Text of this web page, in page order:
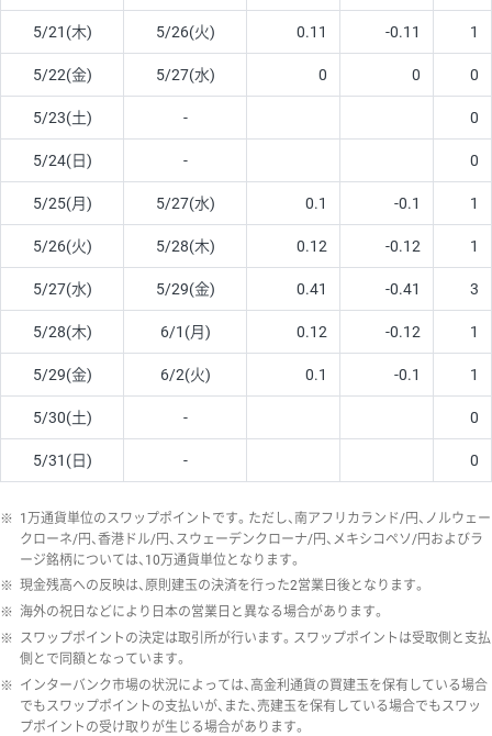
5/21(木) 5/26(火) 0.11 -0.11 1
5/22(金) 5/27(水) 0 0 0
5/23(土) - 0
5/24(日) - 0
5/25(月) 5/27(水) 0.1 -0.1 1
5/26(火) 5/28(木) 0.12 -0.12 1
5/27(水) 5/29(金) 0.41 -0.41 3
5/28(木) 6/1(月) 0.12 -0.12 1
5/29(金) 6/2(火) 0.1 -0.1 1
5/30(土) - 0
5/31(日) - 0
※ 1万通貨単位のスワップポイントです。ただし、南アフリカランド/円、ノルウェー
クローネ/円、香港ドル/円、スウェーデンクローナ/円、メキシコペソ/円およびラ
ージ銘柄については、10万通貨単位となります。
※ 現金残高への反映は、原則建玉の決済を行った2営業日後となります。
※ 海外の祝日などにより日本の営業日と異なる場合があります。
※ スワップポイントの決定は取引所が行います。スワップポイントは受取側と支払
側とで同額となっています。
※ インターバンク市場の状況によっては、高金利通貨の買建玉を保有している場合
でもスワップポイントの支払いが、また、売建玉を保有している場合でもスワッ
プポイントの受け取りが生じる場合があります。